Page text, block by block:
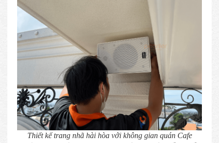
Thiết kế trang nhã hài hòa với không gian quán Cafe